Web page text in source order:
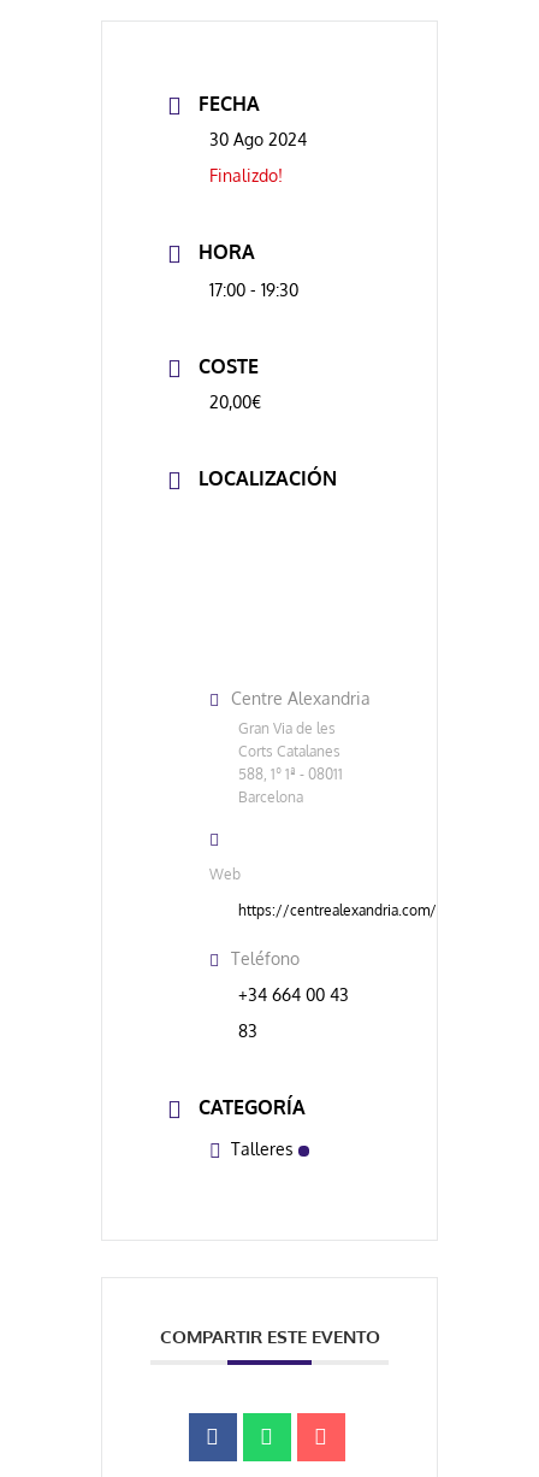
FECHA
30 Ago 2024
Finalizdo!
HORA
17:00 - 19:30
COSTE
20,00€
LOCALIZACIÓN
Centre Alexandria
Gran Via de les
Corts Catalanes
588, 1º 1ª - 08011
Barcelona
Web
https://centrealexandria.com/
Teléfono
+34 664 00 43
83
CATEGORÍA
Talleres
COMPARTIR ESTE EVENTO